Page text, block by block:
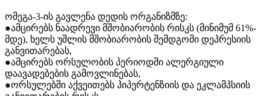
ომეგა-3-ის გავლენა დედის ორგანიზმზე:
●ამცირებს ნაადრევი მშობიარობის რისკს (მინიმუმ 61%-
მდე), ხელს უშლის მშობიარობის შემდგომი დეპრესიის
განვითარებას,
●ამცირებს ორსულობის პერიოდში ალერგიული
დაავადებების გამოვლინებას,
●ორსულებში აქვეითებს ჰიპერტენზიის და ეკლამპსიის